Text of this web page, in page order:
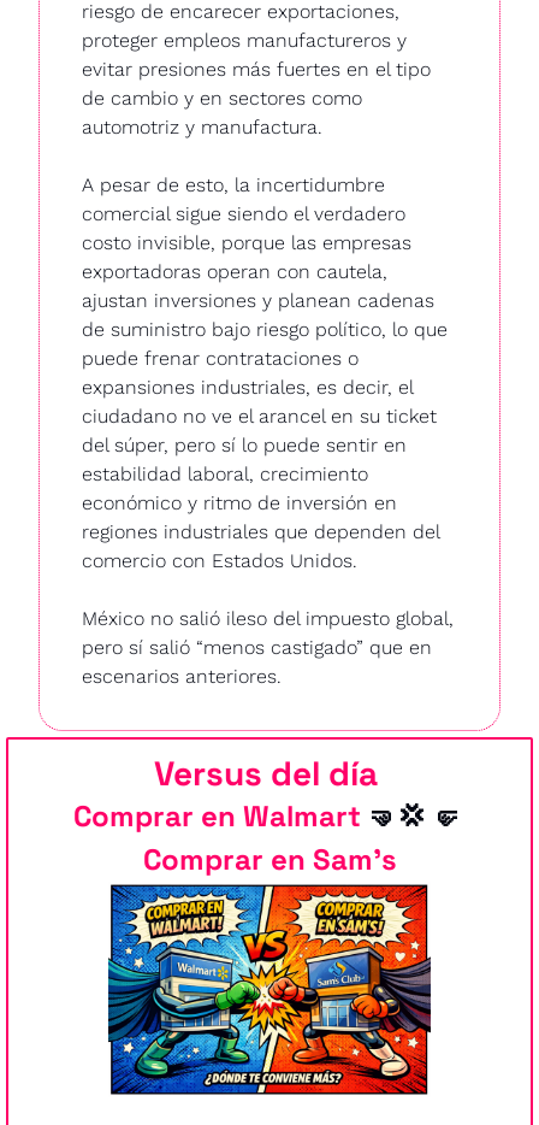
riesgo de encarecer exportaciones,
proteger empleos manufactureros y
evitar presiones más fuertes en el tipo
de cambio y en sectores como
automotriz y manufactura.
A pesar de esto, la incertidumbre
comercial sigue siendo el verdadero
costo invisible, porque las empresas
exportadoras operan con cautela,
ajustan inversiones y planean cadenas
de suministro bajo riesgo político, lo que
puede frenar contrataciones o
expansiones industriales, es decir, el
ciudadano no ve el arancel en su ticket
del súper, pero sí lo puede sentir en
estabilidad laboral, crecimiento
económico y ritmo de inversión en
regiones industriales que dependen del
comercio con Estados Unidos.
México no salió ileso del impuesto global,
pero sí salió “menos castigado” que en
escenarios anteriores.
Versus del día
Comprar en Walmart 🤜 💢 🤛
Comprar en Sam’s